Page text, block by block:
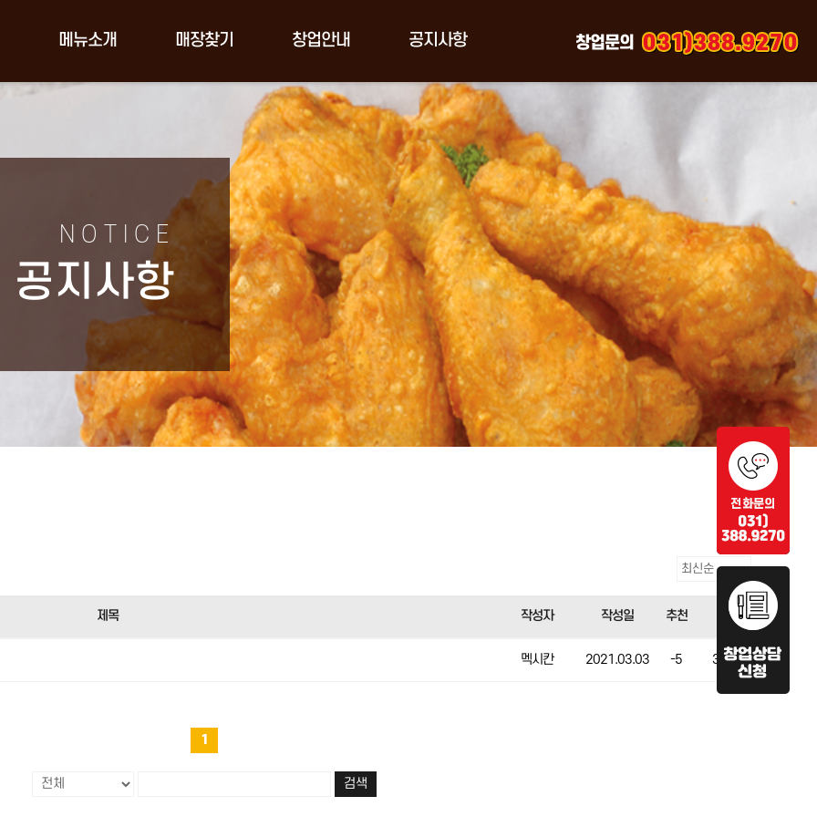
메뉴소개 매장찾기 창업안내 공지사항 창업문의
NOTICE
공지사항
제목 작성자 작성일 추천 조회
멕시칸 2021.03.03 -5 3247
1
검색